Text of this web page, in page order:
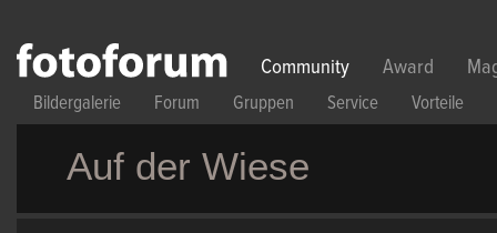
Community Award
Bildergalerie Forum Gruppen Service Vorteile
Auf der Wiese